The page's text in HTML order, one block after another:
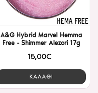
A&G Hybrid Marvel Hemma
Free - Shimmer Alezori 17g
15,00€
ΚΑΛΑΘΙ